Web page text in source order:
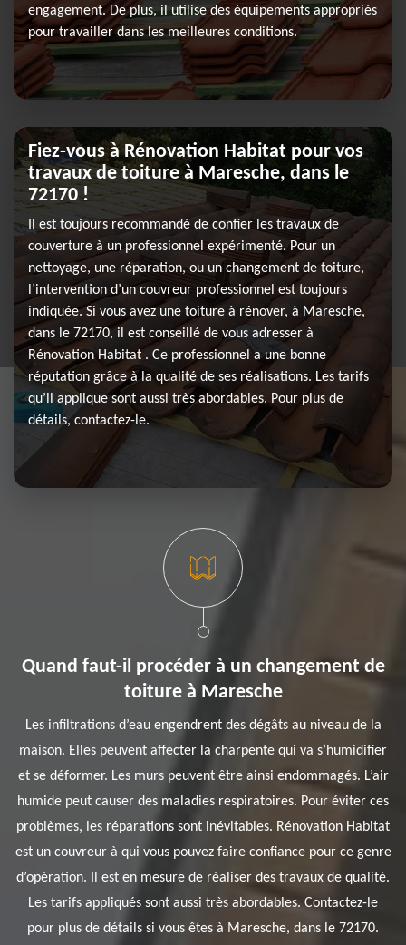
engagement. De plus, il utilise des équipements appropriés
pour travailler dans les meilleures conditions.
Fiez-vous à Rénovation Habitat pour vos
travaux de toiture à Maresche, dans le
72170 !
Il est toujours recommandé de confier les travaux de
couverture à un professionnel expérimenté. Pour un
nettoyage, une réparation, ou un changement de toiture,
l’intervention d’un couvreur professionnel est toujours
indiquée. Si vous avez une toiture à rénover, à Maresche,
dans le 72170, il est conseillé de vous adresser à
Rénovation Habitat . Ce professionnel a une bonne
réputation grâce à la qualité de ses réalisations. Les tarifs
qu’il applique sont aussi très abordables. Pour plus de
détails, contactez-le.
Quand faut-il procéder à un changement de
toiture à Maresche
Les infiltrations d’eau engendrent des dégâts au niveau de la
maison. Elles peuvent affecter la charpente qui va s’humidifier
et se déformer. Les murs peuvent être ainsi endommagés. L’air
humide peut causer des maladies respiratoires. Pour éviter ces
problèmes, les réparations sont inévitables. Rénovation Habitat
est un couvreur à qui vous pouvez faire confiance pour ce genre
d’opération. Il est en mesure de réaliser des travaux de qualité.
Les tarifs appliqués sont aussi très abordables. Contactez-le
pour plus de détails si vous êtes à Maresche, dans le 72170.